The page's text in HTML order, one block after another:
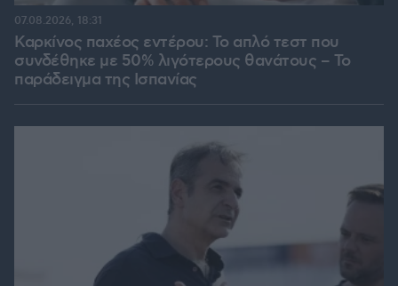
Καρκίνος παχέος εντέρου: Το απλό τεστ που
συνδέθηκε με 50% λιγότερους θανάτους – Το
παράδειγμα της Ισπανίας
07.08.2026, 18:31